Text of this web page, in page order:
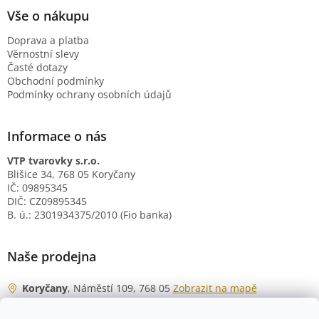
Vše o nákupu
Doprava a platba
Věrnostní slevy
Časté dotazy
Obchodní podmínky
Podmínky ochrany osobních údajů
Informace o nás
VTP tvarovky s.r.o.
Blišice 34, 768 05 Koryčany
IČ: 09895345
DIČ: CZ09895345
B. ú.: 2301934375/2010 (Fio banka)
Naše prodejna
Koryčany, Náměstí 109, 768 05 Zobrazit na mapě